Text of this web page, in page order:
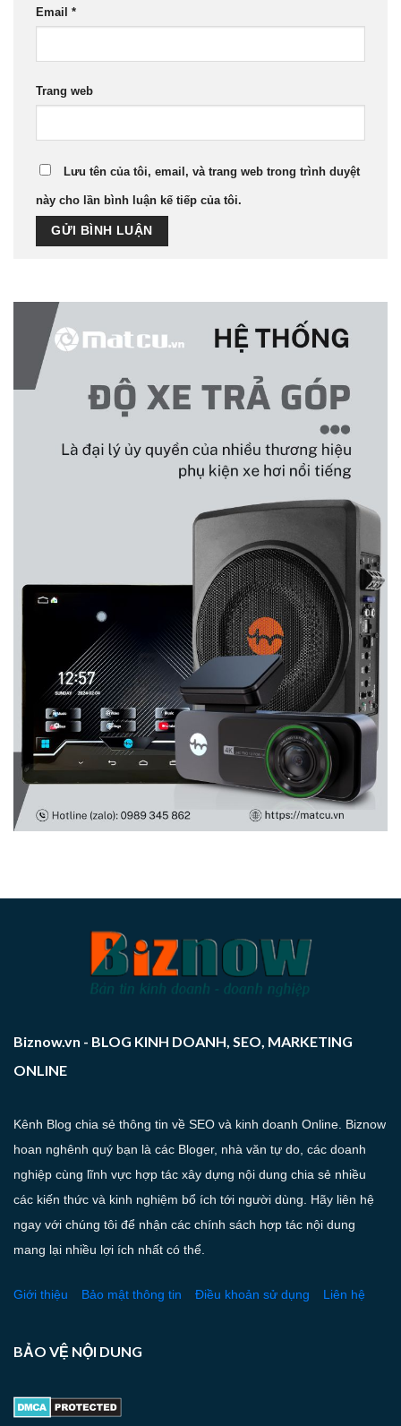
Email *
Trang web
Lưu tên của tôi, email, và trang web trong trình duyệt
này cho lần bình luận kế tiếp của tôi.
Biznow.vn - BLOG KINH DOANH, SEO, MARKETING
ONLINE
Kênh Blog chia sẻ thông tin về SEO và kinh doanh Online. Biznow
hoan nghênh quý bạn là các Bloger, nhà văn tự do, các doanh
nghiệp cùng lĩnh vực hợp tác xây dựng nội dung chia sẻ nhiều
các kiến thức và kinh nghiệm bổ ích tới người dùng. Hãy liên hệ
ngay với chúng tôi để nhận các chính sách hợp tác nội dung
mang lại nhiều lợi ích nhất có thể.
Giới thiệu Bảo mật thông tin Điều khoản sử dụng Liên hệ
BẢO VỆ NỘI DUNG